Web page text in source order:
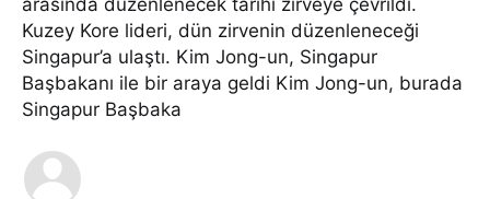
arasında düzenlenecek tarihi zirveye çevrildi.
Kuzey Kore lideri, dün zirvenin düzenleneceği
Singapur’a ulaştı. Kim Jong-un, Singapur
Başbakanı ile bir araya geldi Kim Jong-un, burada
Singapur Başbaka